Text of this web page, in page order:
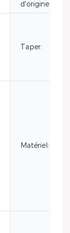
d'origine :
Taper:
Matériel: